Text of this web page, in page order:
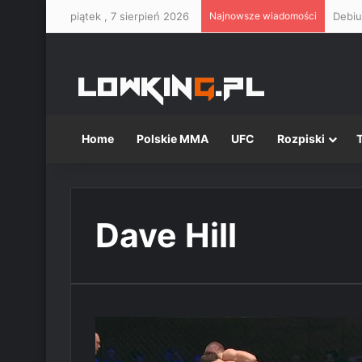
piątek , 7 sierpień 2026 Najnowsze wiadomości
Home Polskie MMA UFC Rozpiski
Dave Hill